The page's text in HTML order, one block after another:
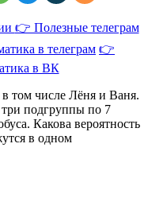
👉 Полезные телеграм
в телеграм 👉
в ВК
в том числе Лёня и Ваня.
подгруппы по 7
Какова вероятность
в одном